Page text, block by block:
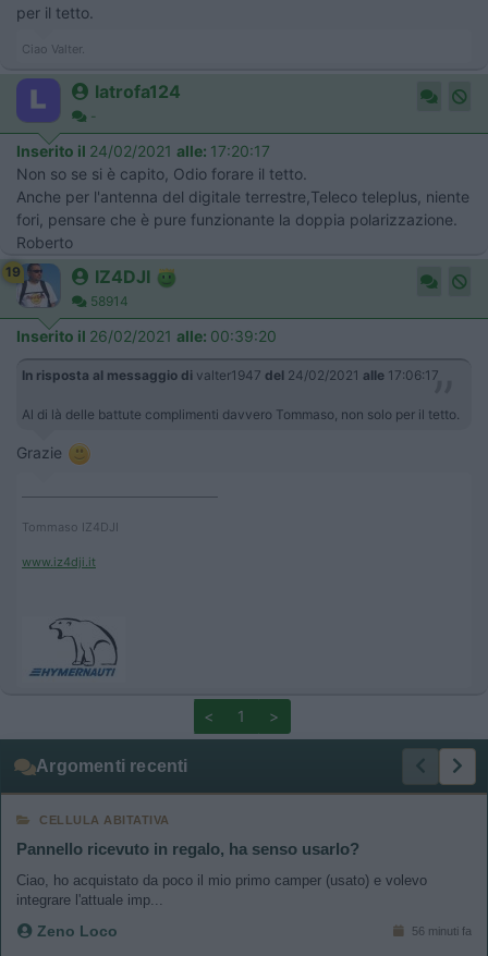
per il tetto.
Ciao Valter.
latrofa124
-
Inserito il 24/02/2021 alle: 17:20:17
Non so se si è capito, Odio forare il tetto.
Anche per l'antenna del digitale terrestre,Teleco teleplus, niente
fori, pensare che è pure funzionante la doppia polarizzazione.
Roberto
19 IZ4DJI
58914
Inserito il 26/02/2021 alle: 00:39:20
In risposta al messaggio di valter1947 del 24/02/2021 alle 17:06:17
Al di là delle battute complimenti davvero Tommaso, non solo per il tetto.
Grazie
Tommaso IZ4DJI
www.iz4dji.it
< 1 >
Argomenti recenti
CELLULA ABITATIVA
Pannello ricevuto in regalo, ha senso usarlo?
Ciao, ho acquistato da poco il mio primo camper (usato) e volevo
integrare l'attuale imp...
Zeno Loco 56 minuti fa